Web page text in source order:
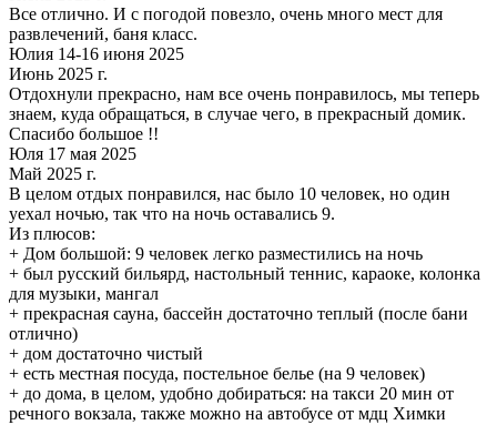
Все отлично. И с погодой повезло, очень много мест для
развлечений, баня класс.
Юлия 14-16 июня 2025
Июнь 2025 г.
Отдохнули прекрасно, нам все очень понравилось, мы теперь
знаем, куда обращаться, в случае чего, в прекрасный домик.
Спасибо большое !!
Юля 17 мая 2025
Май 2025 г.
В целом отдых понравился, нас было 10 человек, но один
уехал ночью, так что на ночь оставались 9.
Из плюсов:
+ Дом большой: 9 человек легко разместились на ночь
+ был русский бильярд, настольный теннис, караоке, колонка
для музыки, мангал
+ прекрасная сауна, бассейн достаточно теплый (после бани
отлично)
+ дом достаточно чистый
+ есть местная посуда, постельное белье (на 9 человек)
+ до дома, в целом, удобно добираться: на такси 20 мин от
речного вокзала, также можно на автобусе от мдц Химки